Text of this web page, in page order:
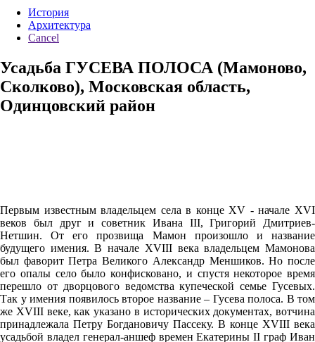
История
Архитектура
Cancel
Усадьба ГУСЕВА ПОЛОСА (Мамоново,
Сколково), Московская область,
Одинцовский район
Первым известным владельцем села в конце XV - начале XVI
веков был друг и советник Ивана III, Григорий Дмитриев-
Нетшин. От его прозвища Мамон произошло и название
будущего имения. В начале XVIII века владельцем Мамонова
был фаворит Петра Великого Александр Меншиков. Но после
его опалы село было конфисковано, и спустя некоторое время
перешло от дворцового ведомства купеческой семье Гусевых.
Так у имения появилось второе название – Гусева полоса. В том
же XVIII веке, как указано в исторических документах, вотчина
принадлежала Петру Богдановичу Пассеку. В конце XVIII века
усадьбой владел генерал-аншеф времен Екатерины II граф Иван